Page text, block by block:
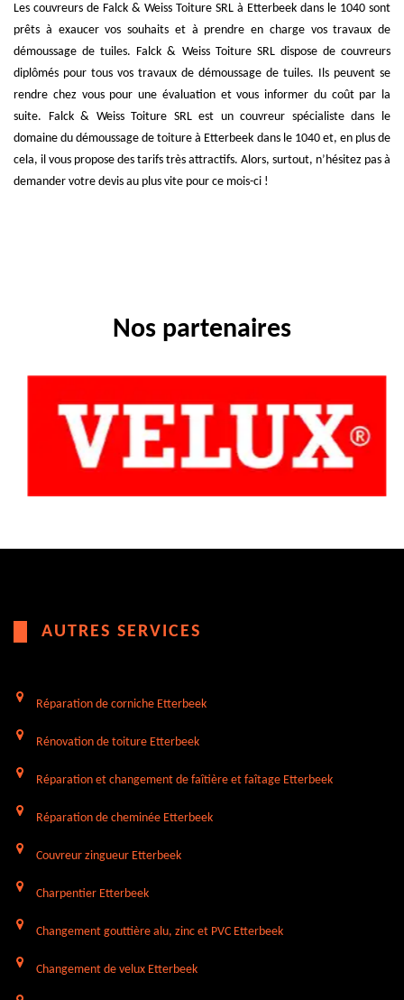
Les couvreurs de Falck & Weiss Toiture SRL à Etterbeek dans le 1040 sont
prêts à exaucer vos souhaits et à prendre en charge vos travaux de
démoussage de tuiles. Falck & Weiss Toiture SRL dispose de couvreurs
diplômés pour tous vos travaux de démoussage de tuiles. Ils peuvent se
rendre chez vous pour une évaluation et vous informer du coût par la
suite. Falck & Weiss Toiture SRL est un couvreur spécialiste dans le
domaine du démoussage de toiture à Etterbeek dans le 1040 et, en plus de
cela, il vous propose des tarifs très attractifs. Alors, surtout, n’hésitez pas à
demander votre devis au plus vite pour ce mois-ci !
Nos partenaires
AUTRES SERVICES
Réparation de corniche Etterbeek
Rénovation de toiture Etterbeek
Réparation et changement de faîtière et faîtage Etterbeek
Réparation de cheminée Etterbeek
Couvreur zingueur Etterbeek
Charpentier Etterbeek
Changement gouttière alu, zinc et PVC Etterbeek
Changement de velux Etterbeek